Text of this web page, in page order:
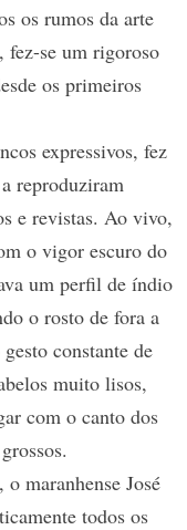
os rumos da arte
fez-se um rigoroso
os primeiros
expressivos, fez
reproduziram
e revistas. Ao vivo,
o vigor escuro do
um perfil de índio
o rosto de fora a
constante de
muito lisos,
com o canto dos
maranhense José
todos os